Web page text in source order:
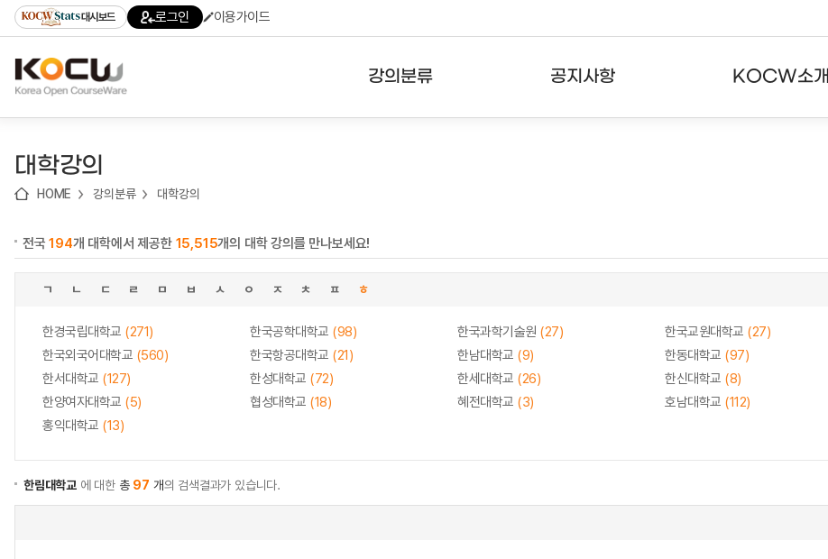
기
기
기
content)
가
대시보드 로그인 이용가이드
강의분류 공지사항 KOCW소개
대학강의
HOME 강의분류 대학강의
전국194개 대학에서 제공한 15,515개의 대학 강의를 만나보세요!
ㄱ ㄴ ㄷ ㄹ ㅁ ㅂ ㅅ ㅇ ㅈ ㅊ ㅍ ㅎ
한경국립대학교 (271) 한국공학대학교 (98) 한국과학기술원 (27) 한국교원대학교 (27)
한국외국어대학교 (560) 한국항공대학교 (21) 한남대학교 (9) 한동대학교 (97)
한서대학교 (127) 한성대학교 (72) 한세대학교 (26) 한신대학교 (8)
한양여자대학교 (5) 협성대학교 (18) 혜전대학교 (3) 호남대학교 (112)
홍익대학교 (13)
한림대학교 에 대한 총 97 개의 검색결과가 있습니다.